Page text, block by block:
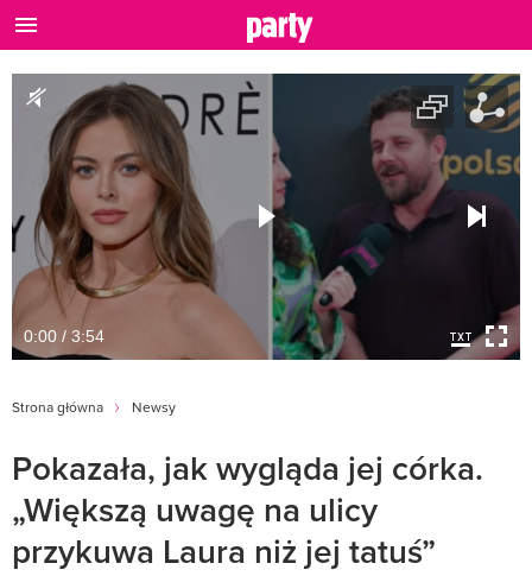
0:00 / 3:54
Strona główna Newsy
Pokazała, jak wygląda jej córka.
„Większą uwagę na ulicy
przykuwa Laura niż jej tatuś”